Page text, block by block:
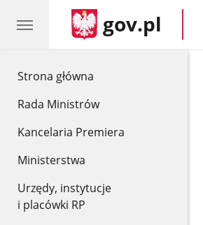
Strona główna
Rada Ministrów
Kancelaria Premiera
Ministerstwa
Urzędy, instytucje
i placówki RP
gov.pl